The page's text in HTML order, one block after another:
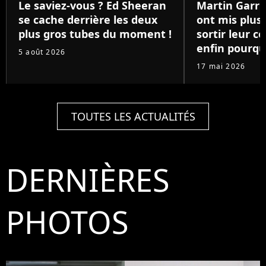
Le saviez-vous ? Ed Sheeran
se cache derrière les deux
plus gros tubes du moment !
5 août 2026
Martin
ont mis plus
sortir leur
enfin
17 mai 2026
TOUTES LES ACTUALITÉS
DERNIÈRES
PHOTOS